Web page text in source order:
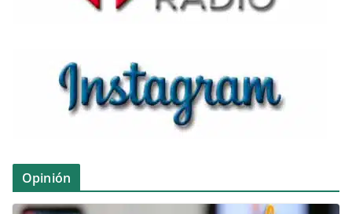
Opinión